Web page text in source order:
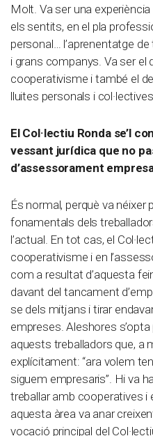
Molt. Va ser una
els sentits, en el pla
personal… l’aprenentatge
i grans companys. Va ser el
cooperativisme i també el
lluites personals i
El Col·lectiu Ronda se’l
vessant jurídica que no
d’assessorament
És normal, perquè va néixer
fonamentals dels
l’actual. En tot cas, el
cooperativisme i en
com a resultat d’aquesta
davant del tancament
se dels mitjans i tirar
empreses. Aleshores
aquests treballadors que, a
explícitament: “ara volem
siguem empresaris”. Hi va
treballar amb cooperatives i
aquesta àrea va anar
vocació principal del